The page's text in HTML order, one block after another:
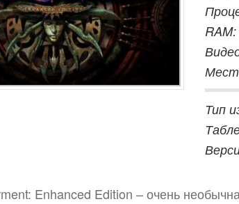
RAM:
Тип
Enhanced Edition – очень